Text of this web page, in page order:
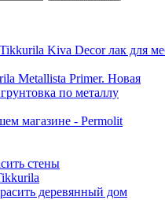
Kiva Decor лак для
Metallista Primer. Новая
по металлу
магазине - Permolit
стены
деревянный дом